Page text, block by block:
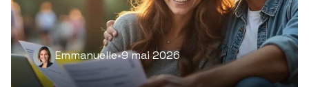
Emmanuelle•9 mai 2026